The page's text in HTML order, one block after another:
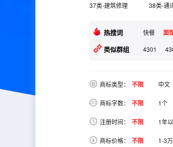
37类-建筑修理 38类-通
热搜词 快餐 面
类似群组 4301
商标类型： 不限 中文
商标字数： 不限 1个
注册时间： 不限 1年
商标价格： 不限 1-3万